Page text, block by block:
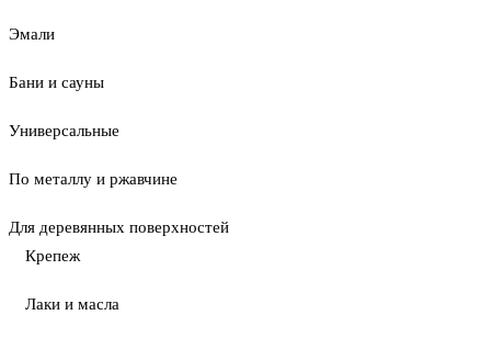
Эмали
Бани и сауны
Универсальные
По металлу и ржавчине
Для деревянных поверхностей
Крепеж
Лаки и масла